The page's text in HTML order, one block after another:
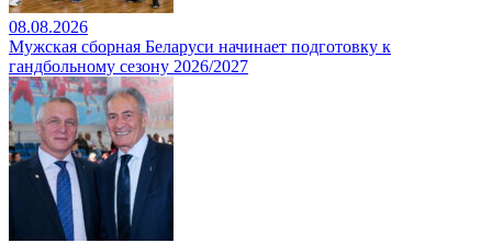
08.08.2026
Мужская сборная Беларуси начинает подготовку к
гандбольному сезону 2026/2027